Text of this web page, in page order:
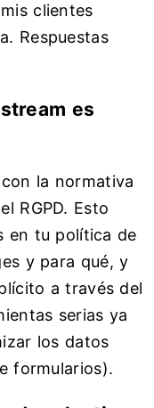
clientes
Respuestas
es
la normativa
RGPD. Esto
en tu política de
y para qué, y
a través del
serias ya
los datos
formularios).